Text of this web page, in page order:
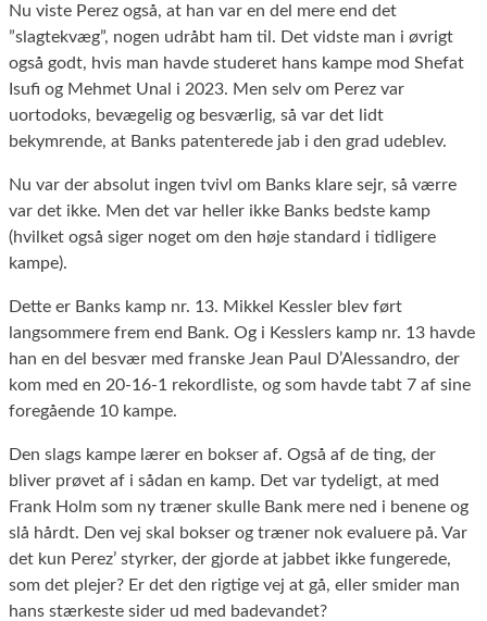
Nu viste Perez også, at han var en del mere end det
”slagtekvæg”, nogen udråbt ham til. Det vidste man i øvrigt
også godt, hvis man havde studeret hans kampe mod Shefat
Isufi og Mehmet Unal i 2023. Men selv om Perez var
uortodoks, bevægelig og besværlig, så var det lidt
bekymrende, at Banks patenterede jab i den grad udeblev.
Nu var der absolut ingen tvivl om Banks klare sejr, så værre
var det ikke. Men det var heller ikke Banks bedste kamp
(hvilket også siger noget om den høje standard i tidligere
kampe).
Dette er Banks kamp nr. 13. Mikkel Kessler blev ført
langsommere frem end Bank. Og i Kesslers kamp nr. 13 havde
han en del besvær med franske Jean Paul D’Alessandro, der
kom med en 20-16-1 rekordliste, og som havde tabt 7 af sine
foregående 10 kampe.
Den slags kampe lærer en bokser af. Også af de ting, der
bliver prøvet af i sådan en kamp. Det var tydeligt, at med
Frank Holm som ny træner skulle Bank mere ned i benene og
slå hårdt. Den vej skal bokser og træner nok evaluere på. Var
det kun Perez’ styrker, der gjorde at jabbet ikke fungerede,
som det plejer? Er det den rigtige vej at gå, eller smider man
hans stærkeste sider ud med badevandet?